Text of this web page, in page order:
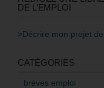
DE L’EMPLOI
>Décrire mon projet
CATÉGORIES
brèves emploi